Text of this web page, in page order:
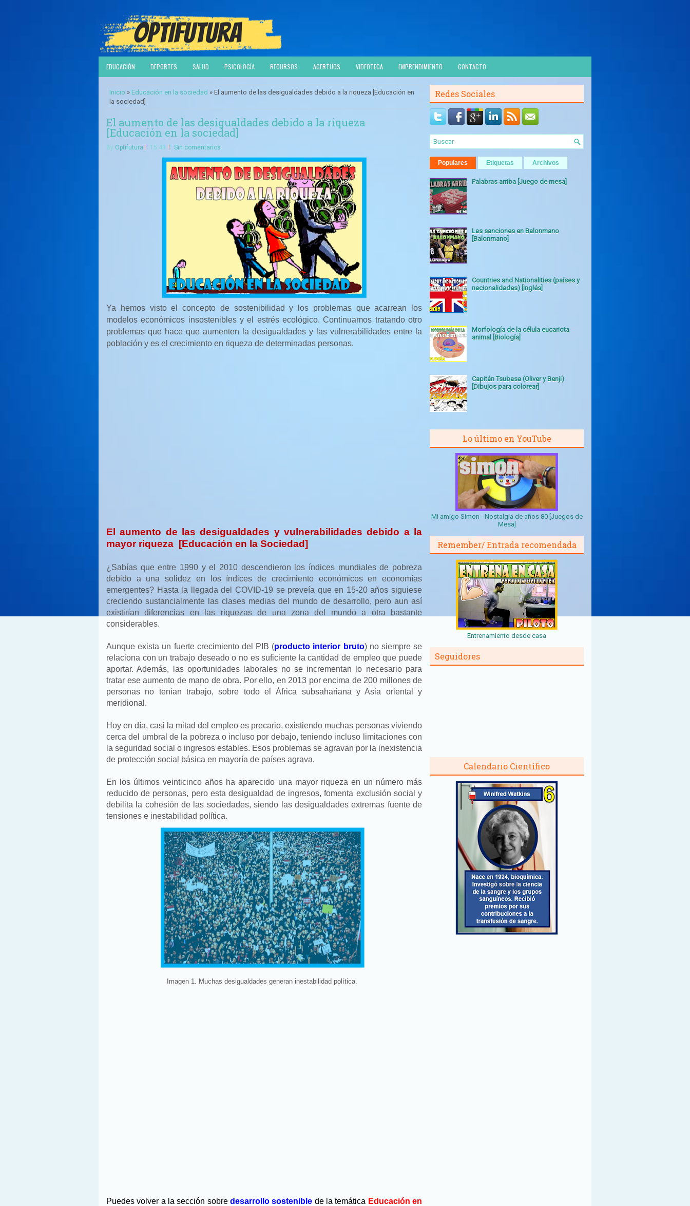
EDUCACIÓN DEPORTES SALUD PSICOLOGÍA RECURSOS ACERTIJOS VIDEOTECA EMPRENDIMIENTO CONTACTO
Inicio » Educación en la sociedad » El aumento de las desigualdades debido a la riqueza [Educación en
la sociedad]
El aumento de las desigualdades debido a la riqueza
[Educación en la sociedad]
By Optifutura 15:49 Sin comentarios
Ya hemos visto el concepto de sostenibilidad y los problemas que acarrean los
modelos económicos insostenibles y el estrés ecológico. Continuamos tratando otro
problemas que hace que aumenten la desigualdades y las vulnerabilidades entre la
población y es el crecimiento en riqueza de determinadas personas.
El aumento de las desigualdades y vulnerabilidades debido a la
mayor riqueza [Educación en la Sociedad]
¿Sabías que entre 1990 y el 2010 descendieron los índices mundiales de pobreza
debido a una solidez en los índices de crecimiento económicos en economías
emergentes? Hasta la llegada del COVID-19 se preveía que en 15-20 años siguiese
creciendo sustancialmente las clases medias del mundo de desarrollo, pero aun así
existirían diferencias en las riquezas de una zona del mundo a otra bastante
considerables.
Aunque exista un fuerte crecimiento del PIB (producto interior bruto) no siempre se
relaciona con un trabajo deseado o no es suficiente la cantidad de empleo que puede
aportar. Además, las oportunidades laborales no se incrementan lo necesario para
tratar ese aumento de mano de obra. Por ello, en 2013 por encima de 200 millones de
personas no tenían trabajo, sobre todo el África subsahariana y Asia oriental y
meridional.
Hoy en día, casi la mitad del empleo es precario, existiendo muchas personas viviendo
cerca del umbral de la pobreza o incluso por debajo, teniendo incluso limitaciones con
la seguridad social o ingresos estables. Esos problemas se agravan por la inexistencia
de protección social básica en mayoría de países agrava.
En los últimos veinticinco años ha aparecido una mayor riqueza en un número más
reducido de personas, pero esta desigualdad de ingresos, fomenta exclusión social y
debilita la cohesión de las sociedades, siendo las desigualdades extremas fuente de
tensiones e inestabilidad política.
Imagen 1. Muchas desigualdades generan inestabilidad política.
Puedes volver a la sección sobre desarrollo sostenible de la temática Educación en
Redes Sociales
Populares Etiquetas Archivos
Palabras arriba [Juego de mesa]
Las sanciones en Balonmano
[Balonmano]
Countries and Nationalities (países y
nacionalidades) [Inglés]
Morfología de la célula eucariota
animal [Biología]
Capitán Tsubasa (Oliver y Benji)
[Dibujos para colorear]
Lo último en YouTube
Mi amigo Simon - Nostalgia de años 80 [Juegos de
Mesa]
Remember/ Entrada recomendada
Entrenamiento desde casa
Seguidores
Calendario Científico